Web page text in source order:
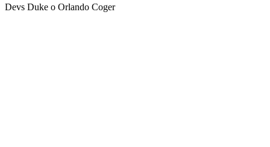
Devs Duke o Orlando Coger